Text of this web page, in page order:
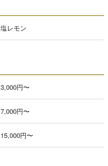
塩レモン
3,000円〜
7,000円〜
15,000円〜